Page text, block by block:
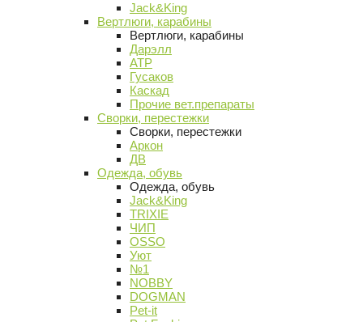
Jack&King
Вертлюги, карабины
Вертлюги, карабины
Дарэлл
АТР
Гусаков
Каскад
Прочие вет.препараты
Сворки, перестежки
Сворки, перестежки
Аркон
ДВ
Одежда, обувь
Одежда, обувь
Jack&King
TRIXIE
ЧИП
OSSO
Уют
№1
NOBBY
DOGMAN
Pet-it